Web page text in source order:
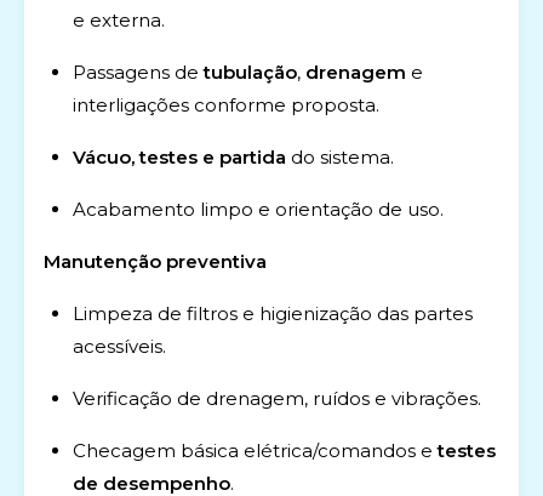
e externa.
Passagens detubulação, drenagem e
interligações conforme proposta.
Vácuo, testes e partida do sistema.
Acabamento limpo e orientação de uso.
Manutenção preventiva
Limpeza de filtros e higienização das partes
acessíveis.
Verificação de drenagem, ruídos e vibrações.
Checagem básica elétrica/comandos etestes
de desempenho.